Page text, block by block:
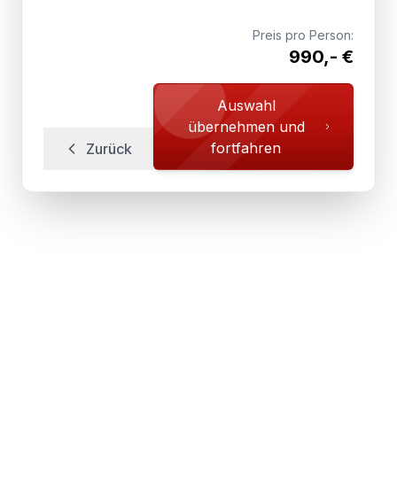
Zurück
Preis pro Person:
990,- €
Auswahl
übernehmen und
fortfahren